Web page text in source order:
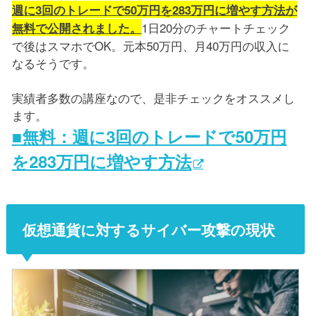
週に3回のトレードで50万円を283万円に増やす方法が
無料で公開されました。 1日20分のチャートチェック
で後はスマホでOK。元本50万円、月40万円の収入に
なるそうです。
実績者多数の講座なので、是非チェックをオススメし
ます。
■無料：週に3回のトレードで50万円
を283万円に増やす方法
仮想通貨に対するサイバー攻撃の現状